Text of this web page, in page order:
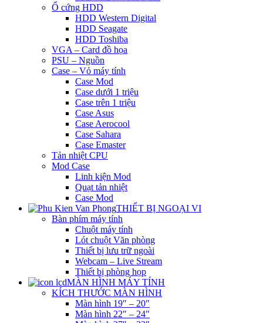
Ổ cứng HDD
HDD Western Digital
HDD Seagate
HDD Toshiba
VGA – Card đồ họa
PSU – Nguồn
Case – Vỏ máy tính
Case Mod
Case dưới 1 triệu
Case trên 1 triệu
Case Asus
Case Aerocool
Case Sahara
Case Emaster
Tản nhiệt CPU
Mod Case
Linh kiện Mod
Quạt tản nhiệt
Case Mod
THIẾT BỊ NGOẠI VI
Bàn phím máy tính
Chuột máy tính
Lót chuột Văn phòng
Thiết bị lưu trữ ngoài
Webcam – Live Stream
Thiết bị phòng họp
MÀN HÌNH MÁY TÍNH
KÍCH THƯỚC MÀN HÌNH
Màn hình 19″ – 20″
Màn hình 22″ – 24″